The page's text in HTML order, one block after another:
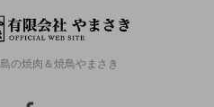
の焼肉＆焼鳥やまさき